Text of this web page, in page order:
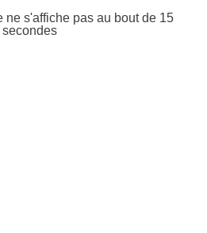
s'affiche pas au bout de 15
secondes